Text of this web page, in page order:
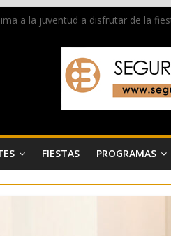
a la juventud a disfrutar de la
de ambiente la calle Marqués de
Dénia reunirá durante agosto a
reciben las llaves de la ciudad
FIESTAS PROGRAMAS